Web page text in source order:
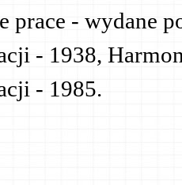
prace - wydane
- 1938,
- 1985.